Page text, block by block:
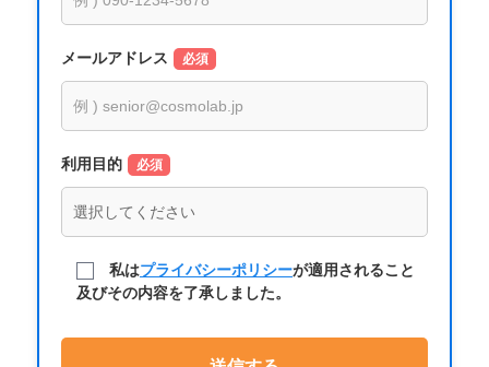
メールアドレス 必須
利用目的 必須
私はプライバシーポリシーが適用されること
及びその内容を了承しました。